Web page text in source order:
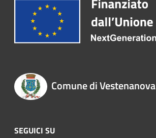
Comune di Vestenanova
SEGUICI SU